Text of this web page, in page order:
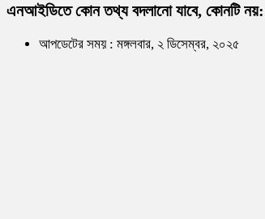
এনআইডিতে কোন তথ্য বদলানো যাবে, কোনটি নয়:
আপডেটের সময় : মঙ্গলবার, ২ ডিসেম্বর, ২০২৫